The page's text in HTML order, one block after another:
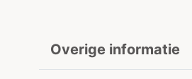
Overige informatie